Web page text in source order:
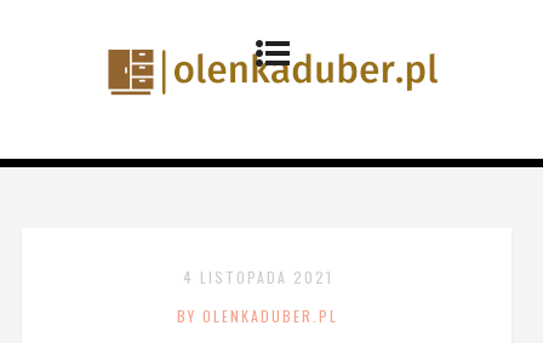
4 LISTOPADA 2021
BY OLENKADUBER.PL